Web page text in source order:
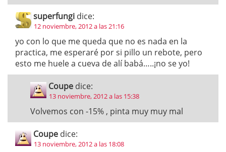
superfungi dice:
12 noviembre, 2012 a las 21:16
yo con lo que me queda que no es nada en la
practica, me esperaré por si pillo un rebote, pero
esto me huele a cueva de alí babá…..¡no se yo!
Coupe dice:
13 noviembre, 2012 a las 15:38
Volvemos con -15% , pinta muy muy mal
Coupe dice:
13 noviembre, 2012 a las 18:08